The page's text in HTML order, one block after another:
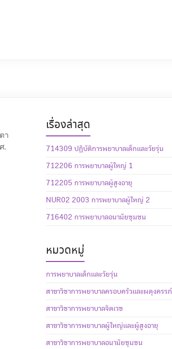
า
.
เรื่องล่าสุด
714309 ปฏิบัติการพยาบาลเด็กและวัยรุ่น
712206 การพยาบาลผู้ใหญ่ 1
712205 การพยาบาลผู้สูงอายุ
NUR02 2003 การพยาบาลผู้ใหญ่ 2
716402 การพยาบาลอนามัยชุมชน
หมวดหมู่
การพยาบาลเด็กและวัยรุ่น
สาขาวิชาการพยาบาลครอบครัวและผดุงครรภ์
สาขาวิชาการพยาบาลจิตเวช
สาขาวิชาการพยาบาลผู้ใหญ่และผู้สูงอายุ
สาขาวิชาการพยาบาลอนามัยชุมชน